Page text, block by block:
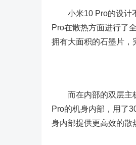
小米10 Pro的设计不
Pro在散热方面进行了
拥有大面积的石墨片，
而在内部的双层主板
Pro的机身内部，用了
身内部提供更高效的散